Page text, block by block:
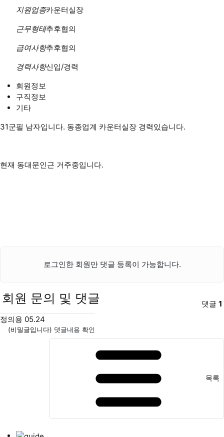
지원업종카운터실장
근무형태추후협의
급여사항추후협의
경력사항신입/경력
회원정보
구직정보
기타
31군필 남자입니다. 동종업계 카운터실장 경력있습니다.
현재 동대문인근 거주중입니다.
로그인한 회원만 댓글 등록이 가능합니다.
회원 문의 및 댓글 댓글 1
정의용님의 댓글
작성자
정의용 작성일
05.24
(비밀글입니다) 댓글내용 확인
목록